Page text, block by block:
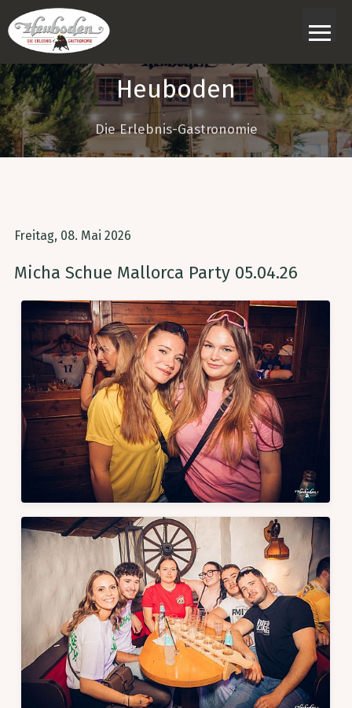
Heuboden
Die Erlebnis-Gastronomie
Freitag, 08. Mai 2026
Micha Schue Mallorca Party 05.04.26
≡